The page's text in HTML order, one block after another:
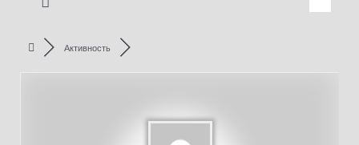
Активность